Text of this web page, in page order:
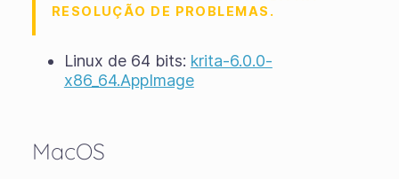
RESOLUÇÃO DE PROBLEMAS.
Linux de 64 bits: krita-6.0.0-
x86_64.AppImage
MacOS